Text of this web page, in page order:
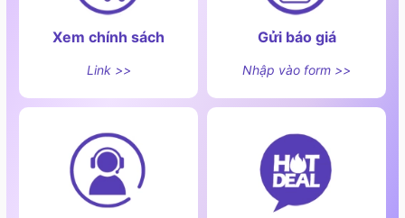
Xem chính sách
Link >>
Gửi báo giá
Nhập vào form >>